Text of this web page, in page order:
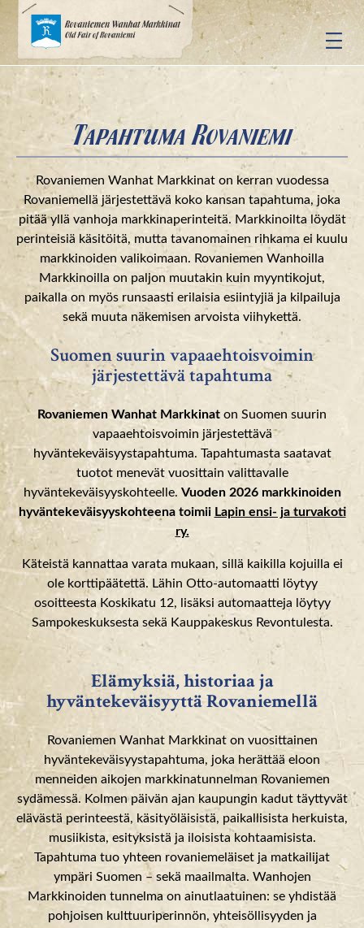
Siirry
sisältöön
Tapahtuma Rovaniemi
Rovaniemen Wanhat Markkinat on kerran vuodessa
Rovaniemellä järjestettävä koko kansan tapahtuma, joka
pitää yllä vanhoja markkinaperinteitä. Markkinoilta löydät
perinteisiä käsitöitä, mutta tavanomainen rihkama ei kuulu
markkinoiden valikoimaan. Rovaniemen Wanhoilla
Markkinoilla on paljon muutakin kuin myyntikojut,
paikalla on myös runsaasti erilaisia esiintyjiä ja kilpailuja
sekä muuta näkemisen arvoista viihykettä.
Suomen suurin vapaaehtoisvoimin
järjestettävä tapahtuma
Rovaniemen Wanhat Markkinat on Suomen suurin
vapaaehtoisvoimin järjestettävä
hyväntekeväisyystapahtuma. Tapahtumasta saatavat
tuotot menevät vuosittain valittavalle
hyväntekeväisyyskohteelle. Vuoden 2026 markkinoiden
hyväntekeväisyyskohteena toimii Lapin ensi- ja turvakoti
ry.
Käteistä kannattaa varata mukaan, sillä kaikilla kojuilla ei
ole korttipäätettä. Lähin Otto-automaatti löytyy
osoitteesta Koskikatu 12, lisäksi automaatteja löytyy
Sampokeskuksesta sekä Kauppakeskus Revontulesta.
Elämyksiä, historiaa ja
hyväntekeväisyyttä Rovaniemellä
Rovaniemen Wanhat Markkinat on vuosittainen
hyväntekeväisyystapahtuma, joka herättää eloon
menneiden aikojen markkinatunnelman Rovaniemen
sydämessä. Kolmen päivän ajan kaupungin kadut täyttyvät
elävästä perinteestä, käsityöläisistä, paikallisista herkuista,
musiikista, esityksistä ja iloisista kohtaamisista.
Tapahtuma tuo yhteen rovaniemeläiset ja matkailijat
ympäri Suomen – sekä maailmalta. Wanhojen
Markkinoiden tunnelma on ainutlaatuinen: se yhdistää
pohjoisen kulttuuriperinnön, yhteisöllisyyden ja